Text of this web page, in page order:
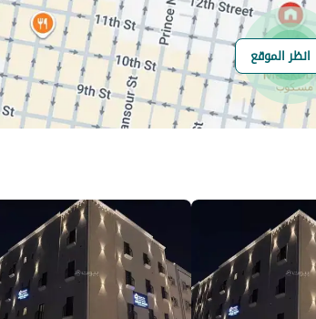
رقم المبنى
7150
الرقم الاضافي
3497
خط العرض
26.289411093303254
السعر
11600
المساحة
152.42
انظر الموقع